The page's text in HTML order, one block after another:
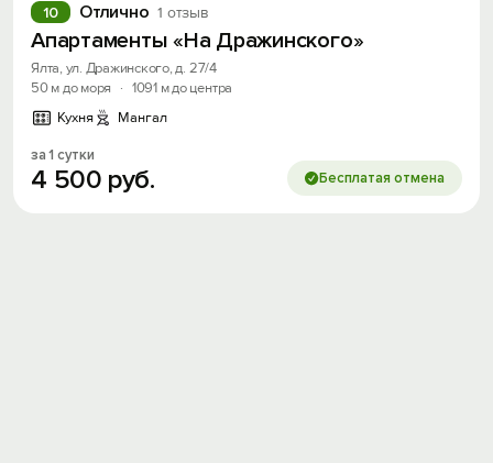
Отлично 1 отзыв
10
Апартаменты «На Дражинского»
Ялта, ул. Дражинского, д. 27/4
50 м до моря
· 1091 м до центра
Кухня
Мангал
за 1 сутки
4 500 руб. Бесплатая отмена